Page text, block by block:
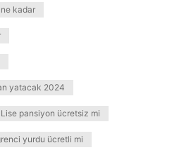
kadar
yatacak 2024
Lise pansiyon ücretsiz mi
yurdu ücretli mi